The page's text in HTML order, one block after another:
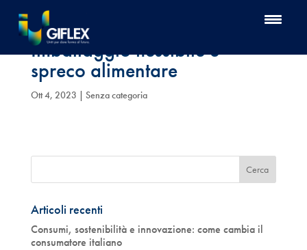
Imballaggio flessibile e
spreco alimentare
Ott 4, 2023 | Senza categoria
Articoli recenti
Consumi, sostenibilità e innovazione: come cambia il
consumatore italiano